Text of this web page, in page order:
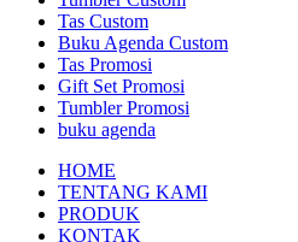
Tas Custom
Buku Agenda Custom
Tas Promosi
Gift Set Promosi
Tumbler Promosi
buku agenda
HOME
TENTANG KAMI
PRODUK
KONTAK